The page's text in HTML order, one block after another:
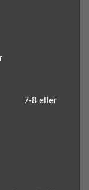
7-8 eller